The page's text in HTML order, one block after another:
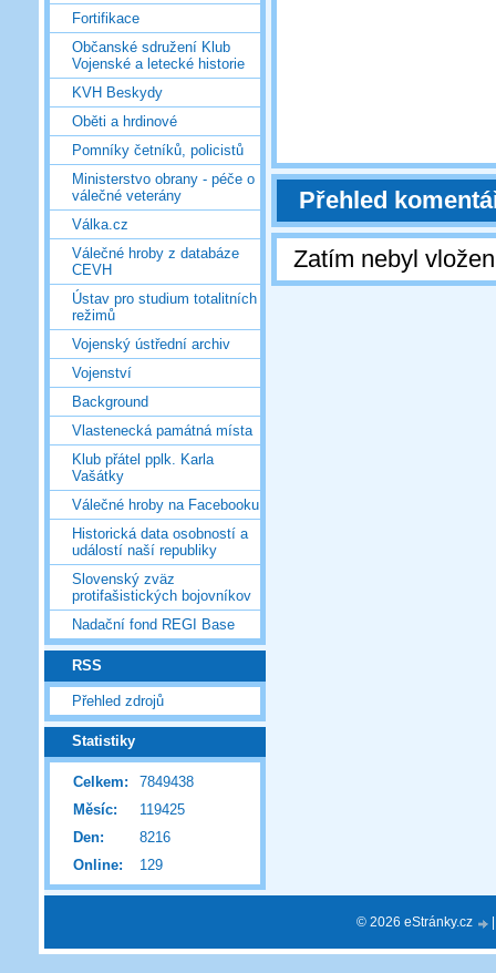
Fortifikace
Občanské sdružení Klub
Vojenské a letecké historie
KVH Beskydy
Oběti a hrdinové
Pomníky četníků, policistů
Ministerstvo obrany - péče o
válečné veterány
Válka.cz
Válečné hroby z databáze
CEVH
Ústav pro studium totalitních
režimů
Vojenský ústřední archiv
Vojenství
Background
Vlastenecká památná místa
Klub přátel pplk. Karla
Vašátky
Válečné hroby na Facebooku
Historická data osobností a
událostí naší republiky
Slovenský zväz
protifašistických bojovníkov
Nadační fond REGI Base
RSS
Přehled zdrojů
Statistiky
Online: 129
Celkem:
7849438
Měsíc:
119425
Den:
8216
Přehled
Zatím nebyl
© 2026 eStránky.cz